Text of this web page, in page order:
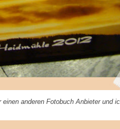
anderen Fotobuch Anbieter und